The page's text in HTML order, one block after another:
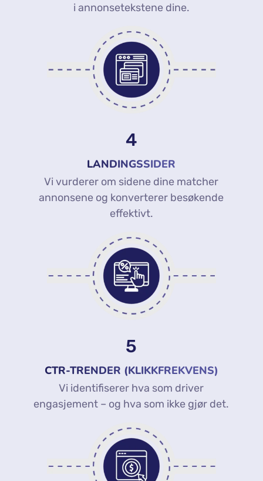
i annonsetekstene dine.
4
LANDINGSSIDER
Vi vurderer om sidene dine matcher
annonsene og konverterer besøkende
effektivt.
5
CTR-TRENDER (KLIKKFREKVENS)
Vi identifiserer hva som driver
engasjement – og hva som ikke gjør det.